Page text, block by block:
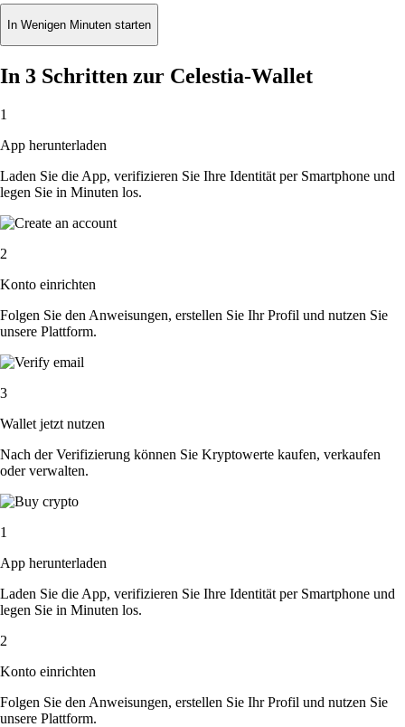
In Wenigen Minuten starten
In 3 Schritten zur Celestia-Wallet
1
App herunterladen
Laden Sie die App, verifizieren Sie Ihre Identität per Smartphone und
legen Sie in Minuten los.
2
Konto einrichten
Folgen Sie den Anweisungen, erstellen Sie Ihr Profil und nutzen Sie
unsere Plattform.
3
Wallet jetzt nutzen
Nach der Verifizierung können Sie Kryptowerte kaufen, verkaufen
oder verwalten.
1
App herunterladen
Laden Sie die App, verifizieren Sie Ihre Identität per Smartphone und
legen Sie in Minuten los.
2
Konto einrichten
Folgen Sie den Anweisungen, erstellen Sie Ihr Profil und nutzen Sie
unsere Plattform.